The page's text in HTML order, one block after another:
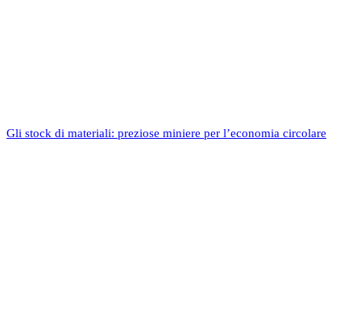
Gli stock di materiali: preziose miniere per l’economia circolare